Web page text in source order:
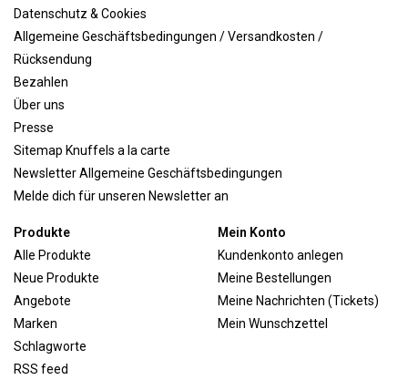
Datenschutz & Cookies
Allgemeine Geschäftsbedingungen / Versandkosten /
Rücksendung
Bezahlen
Über uns
Presse
Sitemap Knuffels a la carte
Newsletter Allgemeine Geschäftsbedingungen
Melde dich für unseren Newsletter an
Produkte
Alle Produkte
Neue Produkte
Angebote
Marken
Schlagworte
RSS feed
Mein Konto
Kundenkonto anlegen
Meine Bestellungen
Meine Nachrichten (Tickets)
Mein Wunschzettel